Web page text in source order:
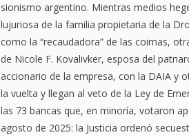
sionismo argentino. Mientras medios
lujuriosa de la familia propietaria de la
como la “recaudadora” de las coimas,
de Nicole F. Kovalivker, esposa del
accionario de la empresa, con la DAIA y
la vuelta y llegan al veto de la Ley de
las 73 bancas que, en minoría, votaron
agosto de 2025: la Justicia ordenó